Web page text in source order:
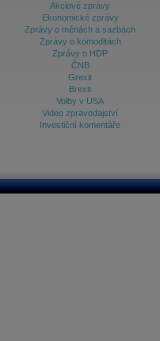
Archiv - Vývoj české koruny
Archiv analýz - Makroukazatele
Ceny průmyslových výrobců - Data a prognózy
Ceny průmyslových výrobců - Graf (ČR)
Ceny průmyslových výrobců - Kalendář (ČR)
Ceny průmyslových výrobců - Zpravodajství
Databanka - Ceny
Akciové zprávy
Ekonomické zprávy
Zprávy o měnách a sazbách
Zprávy o komoditách
Zprávy o HDP
ČNB
Grexit
Brexit
Volby v USA
Video zpravodajství
Investiční komentáře